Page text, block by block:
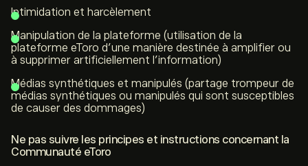
Intimidation et harcèlement
Manipulation de la plateforme (utilisation de la
plateforme eToro d’une manière destinée à amplifier ou
à supprimer artificiellement l’information)
Médias synthétiques et manipulés (partage trompeur de
médias synthétiques ou manipulés qui sont susceptibles
de causer des dommages)
Ne pas suivre les principes et instructions concernant la
Communauté eToro